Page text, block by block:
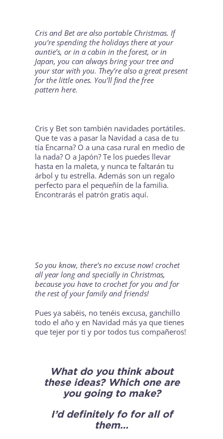
Cris and Bet are also portable Christmas. If
you’re spending the holidays there at your
auntie’s, or in a cabin in the forest, or in
Japan, you can always bring your tree and
your star with you. They’re also a great present
for the little ones. You’ll find the free
patternhere.
Cris y Bet son también navidades portátiles.
Que te vas a pasar la Navidad a casa de tu
tía Encarna? O a una casa rural en medio de
la nada? O a Japón? Te los puedes llevar
hasta en la maleta, y nunca te faltarán tu
árbol y tu estrella. Además son un regalo
perfecto para el pequeñín de la familia.
Encontrarás el patrón gratisaquí.
So you know, there’s no excuse now! crochet
all year long and specially in Christmas,
because you have to crochet for you and for
the rest of your family and friends!
Pues ya sabéis, no tenéis excusa, ganchillo
todo el año y en Navidad más ya que tienes
que tejer por ti y por todos tus compañeros!
What do you think about
these ideas? Which one are
you going to make?
I’d definitely fo for all of
them…